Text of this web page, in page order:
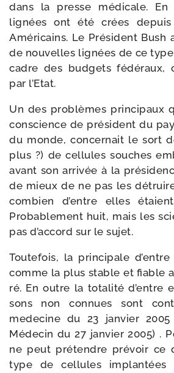
dans la presse médi­cale.
lignées ont été crées
Américains. Le Président Bush
de nou­velles lignées de ce
cadre des bud­gets fédé­raux,
par l’Etat.
Un des pro­blèmes prin­ci­paux
conscience de pré­sident du
du monde, concer­nait le sort
plus ?) de cel­lules souches
avant son arri­vée à la
de mieux de ne pas les
com­bien d’entre elles
Probablement huit, mais les
pas d’ac­cord sur le sujet.
Toutefois, la prin­ci­pale
comme la plus stable et fiable
ré. En outre la tota­li­té d’entre
sons non connues sont
mede­cine du 23 jan­vier
Médecin du 27 jan­vier 2005) .
ne peut pré­tendre pré­voir ce
type de cel­lules implan­tées